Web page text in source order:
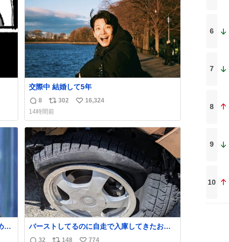
かる、ありがとうございます😌
数
交際中 結婚して5年
返
信
数
8
リ
ポ
ス
ト
数
302
い
ね
数
16,324
14時間前
バーストしてるのに自走で入庫してきたお客
さん バーストしたならその場で動かないで助
32 148
774
6
7
8
9
10